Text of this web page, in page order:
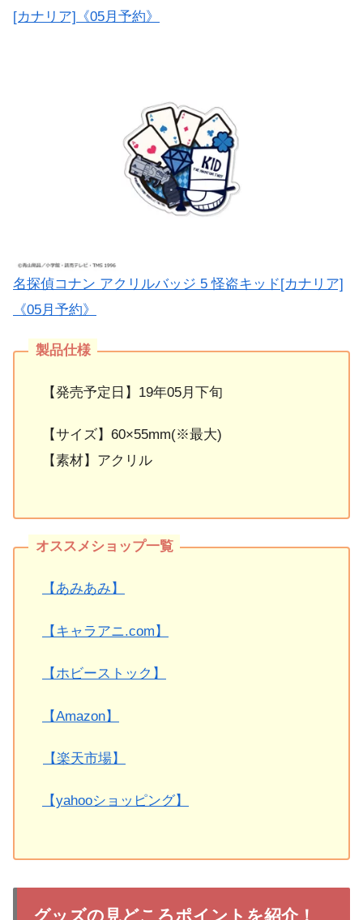
[カナリア]《05月予約》
名探偵コナン アクリルバッジ 5 怪盗キッド[カナリア]
《05月予約》
【発売予定日】19年05月下旬
【サイズ】60×55mm(※最大)
【素材】アクリル
【あみあみ】
【キャラアニ.com】
【ホビーストック】
【Amazon】
【楽天市場】
【yahooショッピング】
グッズの見どころポイントを紹介！